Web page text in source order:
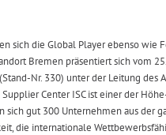
sich die Global Player ebenso wie
Bremen präsentiert sich vom
Nr. 330) unter der Leitung des
Center ISC ist einer der
sich gut 300 Unternehmen aus der
die internationale